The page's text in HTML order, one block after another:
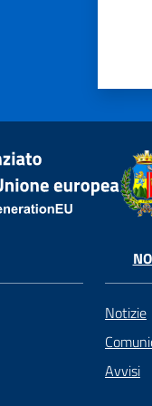
Notizie
Avvisi